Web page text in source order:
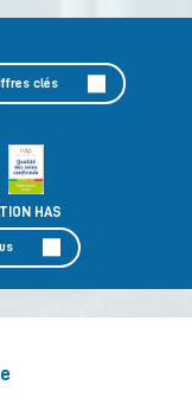
clés
HAS